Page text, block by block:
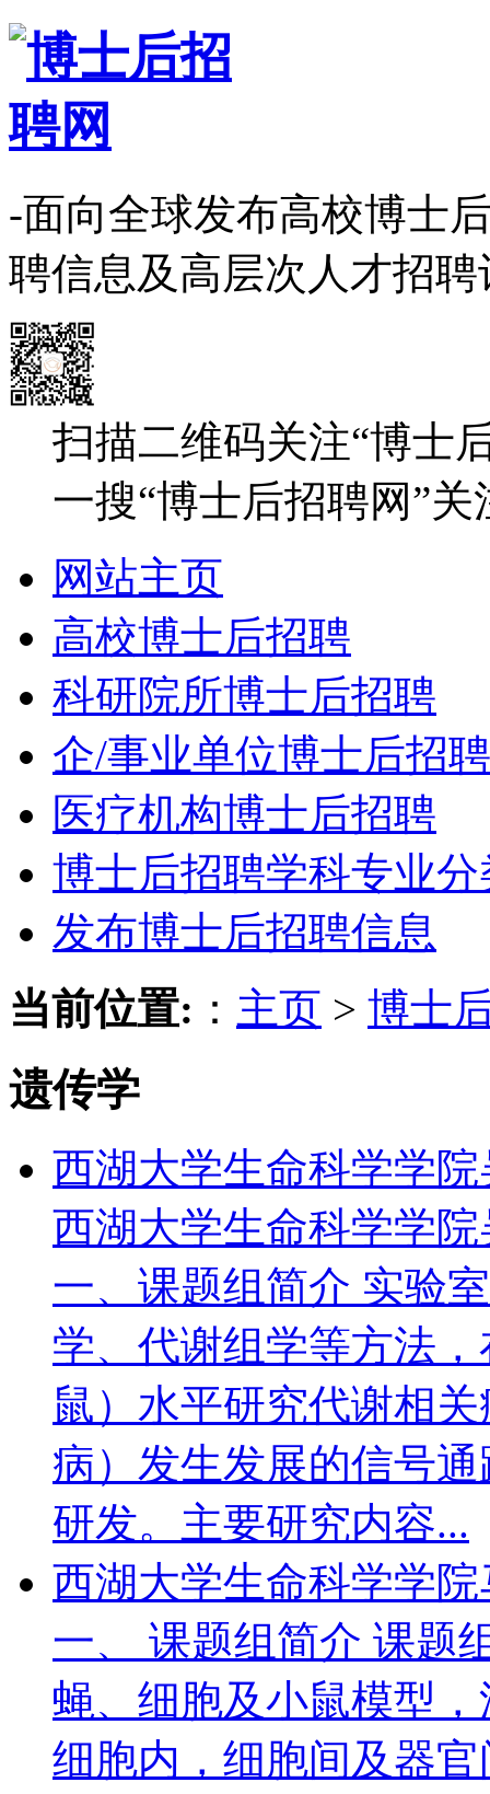
-面向全球发布高校博士
聘信息及高层次人才招聘
扫描二维码关注“博士
一搜“博士后招聘网”关
网站主页
高校博士后招聘
科研院所博士后招聘
企/事业单位博士后招聘
医疗机构博士后招聘
博士后招聘学科专业分
发布博士后招聘信息
当前位置: ： 主页 > 博士
遗传学
西湖大学生命科学学
西湖大学生命科学学
一、课题组简介 实验
学、代谢组学等方法
鼠）水平研究代谢相
病）发生发展的信号
研发。主要研究内容...
西湖大学生命科学学
一、 课题组简介 课题
蝇、细胞及小鼠模型
细胞内，细胞间及器